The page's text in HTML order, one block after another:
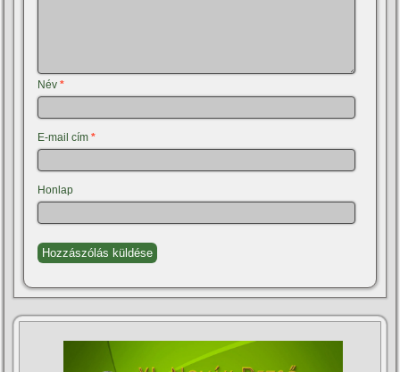
Név*
E-mail cím*
Honlap